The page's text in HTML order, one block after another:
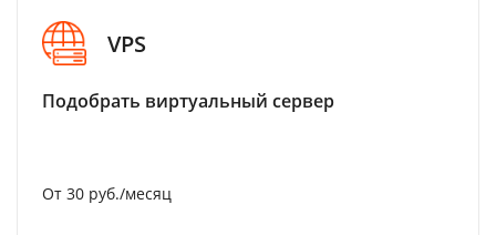
VPS
Подобрать виртуальный сервер
От 30 руб./месяц